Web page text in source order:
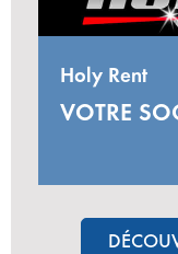
Holy Rent
VOTRE